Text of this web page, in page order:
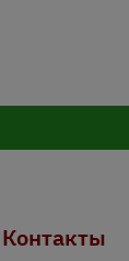
Контакты